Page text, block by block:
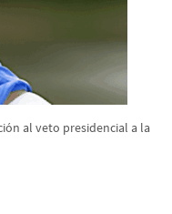
al veto presidencial a la